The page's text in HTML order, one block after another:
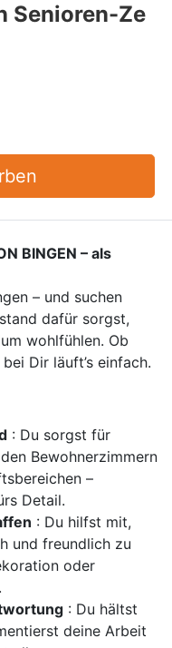
Senioren-Ze
BINGEN – als
– und suchen
dafür sorgst,
wohlfühlen. Ob
Dir läuft’s einfach.
: Du sorgst für
Bewohnerzimmern
–
Detail.
: Du hilfst mit,
und freundlich zu
oder
: Du hältst
deine Arbeit